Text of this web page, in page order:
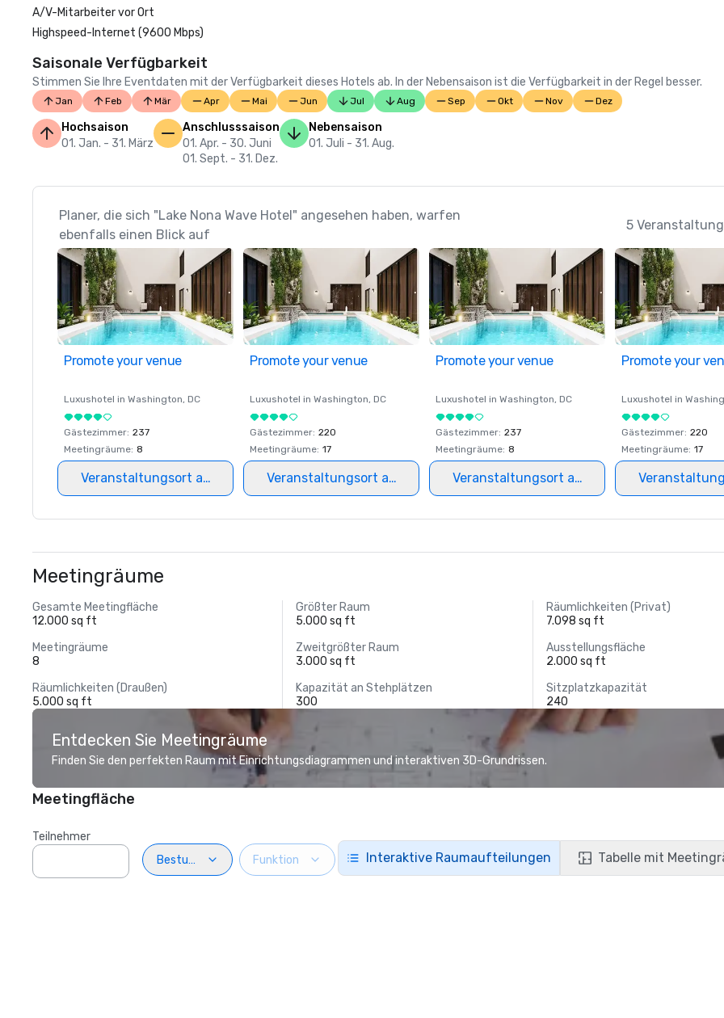
A/V-Mitarbeiter vor Ort
Highspeed-Internet (9600 Mbps)
Saisonale Verfügbarkeit
Stimmen Sie Ihre Eventdaten mit der Verfügbarkeit dieses Hotels ab. In der Nebensaison ist die Verfügbarkeit in der Regel besser.
Jan Feb Mär Apr Mai Jun Jul Aug Sep Okt Nov Dez
Hochsaison
01. Jan. - 31. März
Anschlusssaison
01. Apr. - 30. Juni
01. Sept. - 31. Dez.
Nebensaison
01. Juli - 31. Aug.
Planer, die sich "Lake Nona Wave Hotel" angesehen haben, warfen
ebenfalls einen Blick auf
5
Promote your venue
Luxushotel in Washington, DC
Gästezimmer: 237
Meetingräume: 8
Veranstaltungsort auswählen
Promote your venue
Luxushotel in Washington, DC
Gästezimmer: 220
Meetingräume: 17
Veranstaltungsort auswählen
Promote your venue
Luxushotel in Washington, DC
Gästezimmer: 237
Meetingräume: 8
Veranstaltungsort auswählen
Promote your
Luxushotel in
Gästezimmer: 220
Meetingräume: 17
Meetingräume
Gesamte Meetingfläche
12.000 sq ft
Größter Raum
5.000 sq ft
Räumlichkeiten (Privat)
7.098 sq ft
Meetingräume
8
Zweitgrößter Raum
3.000 sq ft
Ausstellungsfläche
2.000 sq ft
Räumlichkeiten (Draußen)
5.000 sq ft
Kapazität an Stehplätzen
300
Sitzplatzkapazität
240
Entdecken Sie Meetingräume
Finden Sie den perfekten Raum mit Einrichtungsdiagrammen und interaktiven 3D-Grundrissen.
Meetingfläche
Teilnehmer
Bestuhlung
Funktion Interaktive Raumaufteilungen Tabelle mit